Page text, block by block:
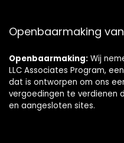
Openbaarmaking
Openbaarmaking: Wij
LLC Associates Program,
dat is ontworpen om ons
vergoedingen te verdienen
en aangesloten sites.